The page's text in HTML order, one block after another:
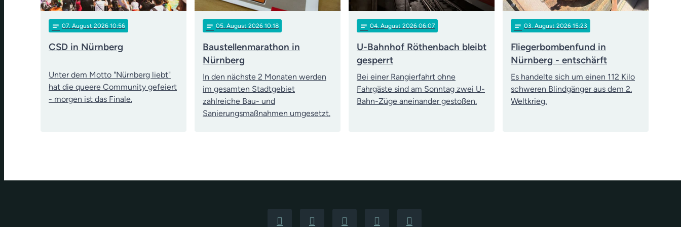
notes 07. August 2026 10:56
CSD in Nürnberg
Unter dem Motto "Nürnberg liebt"
hat die queere Community gefeiert
- morgen ist das Finale.
notes 05. August 2026 10:18
Baustellenmarathon in
Nürnberg
In den nächste 2 Monaten werden
im gesamten Stadtgebiet
zahlreiche Bau- und
Sanierungsmaßnahmen umgesetzt.
notes 04. August 2026 06:07
U-Bahnhof Röthenbach bleibt
gesperrt
Bei einer Rangierfahrt ohne
Fahrgäste sind am Sonntag zwei U-
Bahn-Züge aneinander gestoßen.
notes 03. August 2026 15:23
Fliegerbombenfund in
Nürnberg - entschärft
Es handelte sich um einen 112 Kilo
schweren Blindgänger aus dem 2.
Weltkrieg.